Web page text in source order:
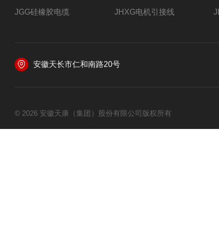
JGG硅橡胶电缆 JHXG电机引接线
安徽天长市仁和南路20号
© 2026 安徽天康（集团）股份有限公司版权所有